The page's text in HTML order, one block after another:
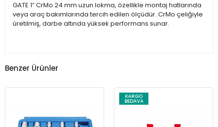
GATE 1” CrMo 24 mm uzun lokma, özellikle montaj hatlarında
veya araç bakımlarında tercih edilen ölçüdür. CrMo çeliğiyle
üretilmiş, darbe altında yüksek performans sunar.
Benzer Ürünler
KARGO
BEDAVA